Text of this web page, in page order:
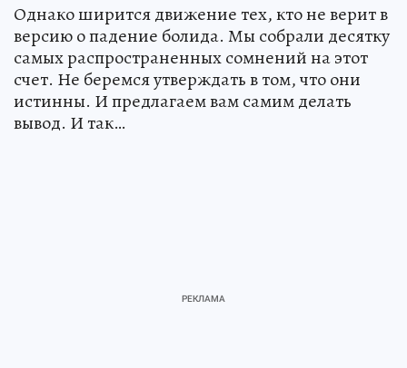
Однако ширится движение тех, кто не верит в
версию о падение болида. Мы собрали десятку
самых распространенных сомнений на этот
счет. Не беремся утверждать в том, что они
истинны. И предлагаем вам самим делать
вывод. И так…